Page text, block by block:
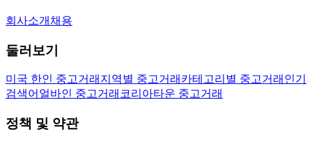
회사소개 채용
둘러보기
미국 한인 중고거래 지역별 중고거래 카테고리별 중고거래 인기
검색어 얼바인 중고거래 코리아타운 중고거래
정책 및 약관